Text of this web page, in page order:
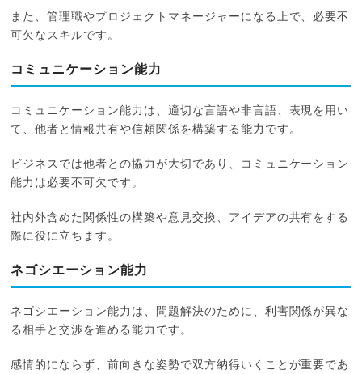
また、管理職やプロジェクトマネージャーになる上で、必要不
可欠なスキルです。
コミュニケーション能力
コミュニケーション能力は、適切な言語や非言語、表現を用い
て、他者と情報共有や信頼関係を構築する能力です。
ビジネスでは他者との協力が大切であり、コミュニケーション
能力は必要不可欠です。
社内外含めた関係性の構築や意見交換、アイデアの共有をする
際に役に立ちます。
ネゴシエーション能力
ネゴシエーション能力は、問題解決のために、利害関係が異な
る相手と交渉を進める能力です。
感情的にならず、前向きな姿勢で双方納得いくことが重要であ